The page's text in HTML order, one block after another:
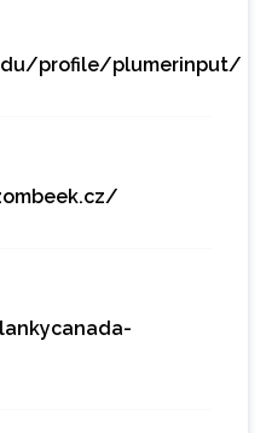
profile/plumerinput/